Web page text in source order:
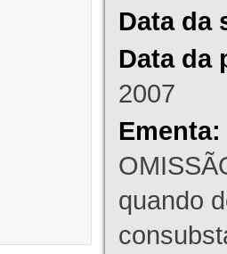
Data da
Data da
2007
Ementa:
quando